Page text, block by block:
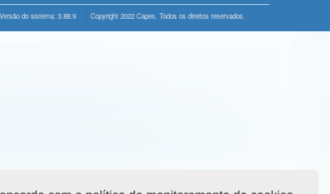
Versão do sistema: 3.88.9 Copyright 2022 Capes. Todos os direitos reservados.